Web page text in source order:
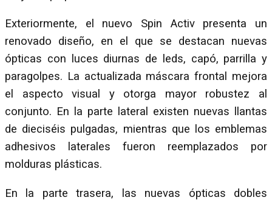
Exteriormente, el nuevo Spin Activ presenta un
renovado diseño, en el que se destacan nuevas
ópticas con luces diurnas de leds, capó, parrilla y
paragolpes. La actualizada máscara frontal mejora
el aspecto visual y otorga mayor robustez al
conjunto. En la parte lateral existen nuevas llantas
de dieciséis pulgadas, mientras que los emblemas
adhesivos laterales fueron reemplazados por
molduras plásticas.
En la parte trasera, las nuevas ópticas dobles